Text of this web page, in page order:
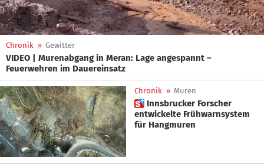
Chronik » Gewitter
VIDEO | Murenabgang in Meran: Lage angespannt –
Feuerwehren im Dauereinsatz
Chronik » Muren
 Innsbrucker Forscher
entwickelte Frühwarnsystem
für Hangmuren